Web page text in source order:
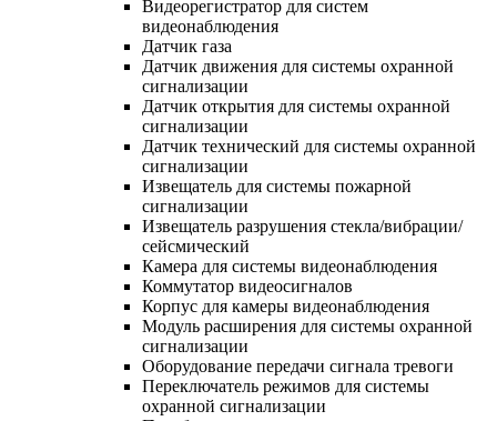
Видеорегистратор для систем
видеонаблюдения
Датчик газа
Датчик движения для системы охранной
сигнализации
Датчик открытия для системы охранной
сигнализации
Датчик технический для системы охранной
сигнализации
Извещатель для системы пожарной
сигнализации
Извещатель разрушения стекла/вибрации/
сейсмический
Камера для системы видеонаблюдения
Коммутатор видеосигналов
Корпус для камеры видеонаблюдения
Модуль расширения для системы охранной
сигнализации
Оборудование передачи сигнала тревоги
Переключатель режимов для системы
охранной сигнализации